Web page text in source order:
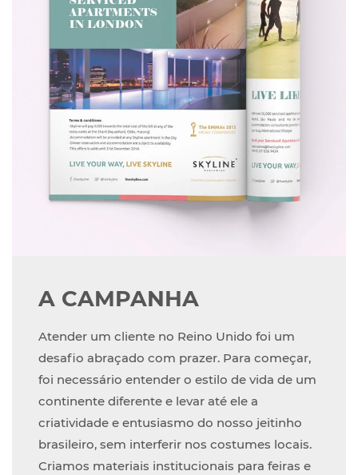
A CAMPANHA
Atender um cliente no Reino Unido foi um
desafio abraçado com prazer. Para começar,
foi necessário entender o estilo de vida de um
continente diferente e levar até ele a
criatividade e entusiasmo do nosso jeitinho
brasileiro, sem interferir nos costumes locais.
Criamos materiais institucionais para feiras e